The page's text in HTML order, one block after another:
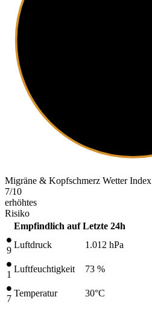
Migräne & Kopfschmerz Wetter Index
7/10
erhöhtes
Risiko
Empfindlich auf Letzte 24h
9
Luftdruck 1.012 hPa
1
Luftfeuchtigkeit 73 %
7
Temperatur 30°C